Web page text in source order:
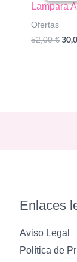
Lampara
Ofertas
52,00€El
Enlaces
Aviso Legal
Política de